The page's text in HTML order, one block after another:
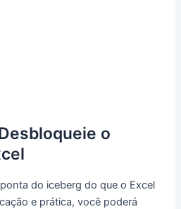
o
do iceberg do que o Excel
e prática, você poderá